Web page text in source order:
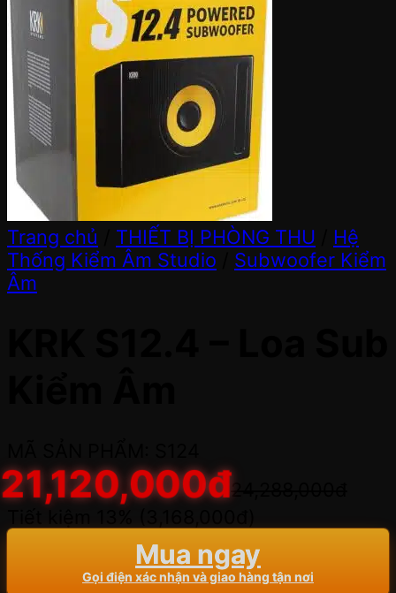
Trang chủ THIẾT BỊ PHÒNG THU
Hệ
Thống Kiểm Âm Studio
Subwoofer Kiểm
Âm
21,120,000đ24,288,000
Mua ngay
Gọi điện xác nhận và giao hàng tận nơi